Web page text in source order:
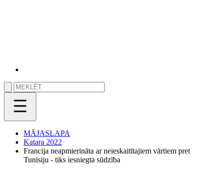
MĀJASLAPA
Katara 2022
Francija neapmierināta ar neieskaitītajiem vārtiem pret
Tunisiju - tiks iesniegta sūdzība